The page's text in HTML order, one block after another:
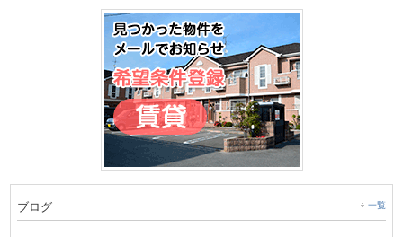
ブログ 一覧